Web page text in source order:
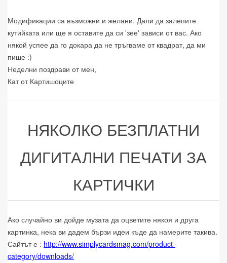
Модификации са възможни и желани. Дали да залепите
кутийката или ще я оставите да си 'зее' зависи от вас. Ако
някой успее да го докара да не тръгваме от квадрат, да ми
пише :)
Неделни поздрави от мен,
Кат от Картишоците
НЯКОЛКО БЕЗПЛАТНИ
ДИГИТАЛНИ ПЕЧАТИ ЗА
КАРТИЧКИ
Ако случайно ви дойде музата да оцветите някоя и друга
картинка, нека ви дадем бързи идеи къде да намерите такива.
Сайтът е : http://www.simplycardsmag.com/product-
category/downloads/